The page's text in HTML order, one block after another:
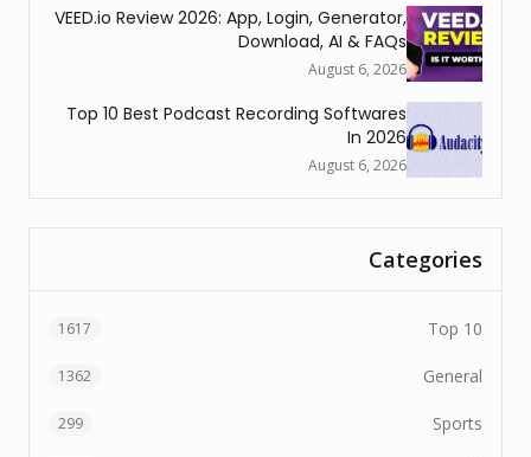
VEED.io Review 2026: App, Login, Generator,
Download, AI & FAQs
August 6, 2026
Top 10 Best Podcast Recording Softwares
In 2026
August 6, 2026
Categories
Top 10
1617
General
1362
Sports
299